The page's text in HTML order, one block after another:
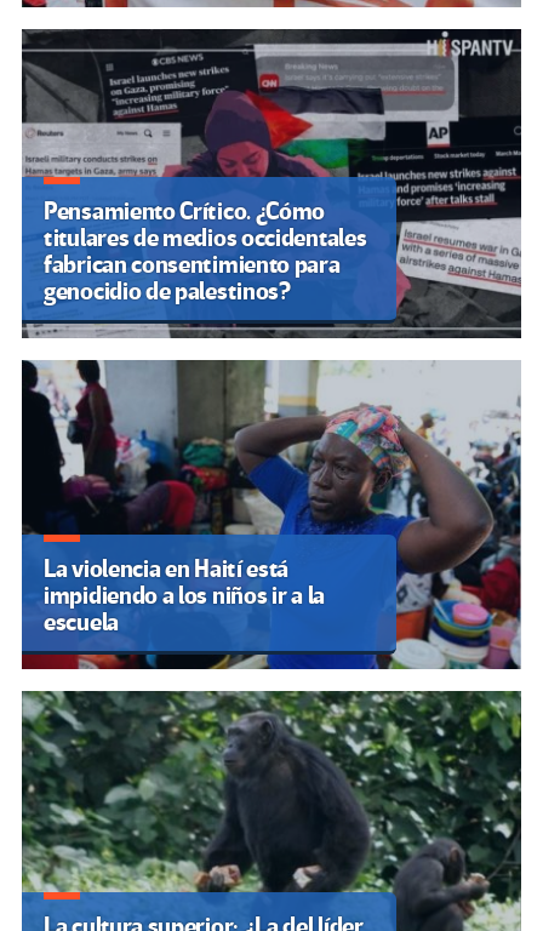
Pensamiento Crítico. ¿Cómo
titulares de medios occidentales
fabrican consentimiento para
genocidio de palestinos?
La violencia en Haití está
impidiendo a los niños ir a la
escuela